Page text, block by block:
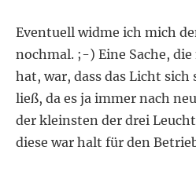
Eventuell widme ich mich
nochmal. ;-) Eine Sache,
hat, war, dass das Licht
ließ, da es ja immer nach
der kleinsten der drei
diese war halt für den